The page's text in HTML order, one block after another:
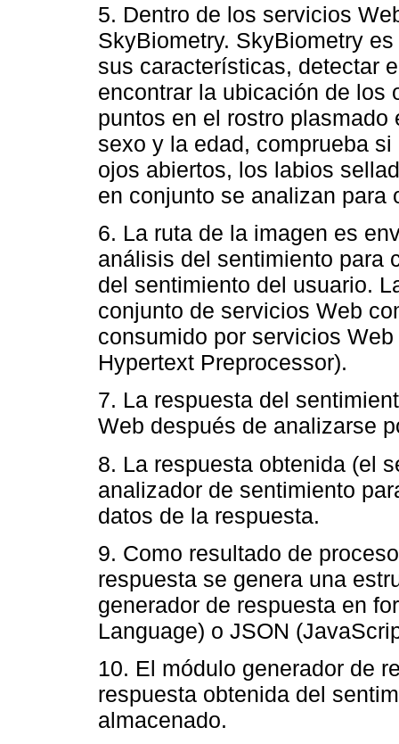
5. Dentro de los servicios
SkyBiometry. SkyBiometry
sus características, detectar
encontrar la ubicación de los
puntos en el rostro
sexo y la edad, comprueba
ojos abiertos, los labios
en conjunto se analizan para
6. La ruta de la imagen es
análisis del sentimiento para
del sentimiento del usuario.
conjunto de servicios Web
consumido por servicios
Hypertext Preprocessor).
7. La respuesta del
Web después de analizarse
8. La respuesta obtenida (el
analizador de sentimiento
datos de la respuesta.
9. Como resultado de
respuesta se genera una
generador de respuesta en
Language) o JSON
10. El módulo generador de
respuesta obtenida del
almacenado.